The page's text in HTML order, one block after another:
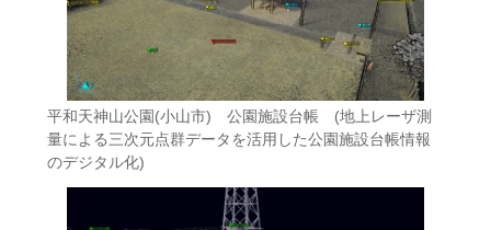
平和天神山公園(小山市) 公園施設台帳 (地上レーザ測
量による三次元点群データを活用した公園施設台帳情報
のデジタル化)